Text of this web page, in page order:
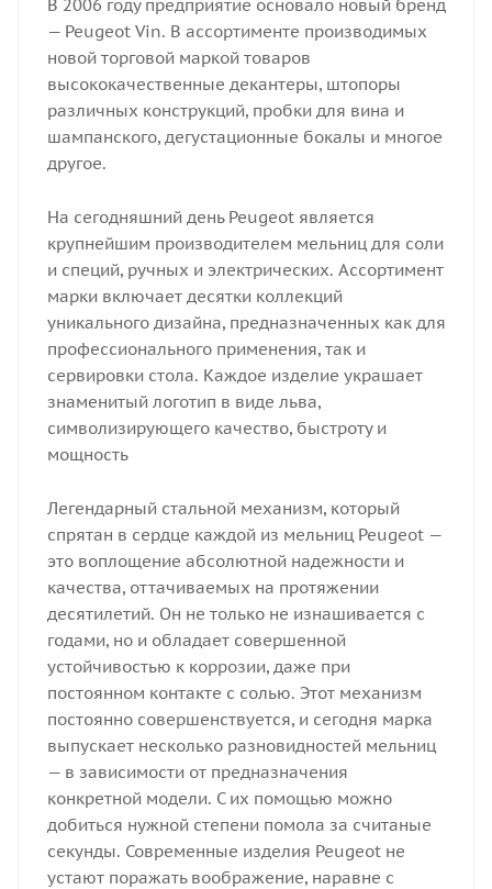
В 2006 году предприятие основало новый бренд
— Peugeot Vin. В ассортименте производимых
новой торговой маркой товаров
высококачественные декантеры, штопоры
различных конструкций, пробки для вина и
шампанского, дегустационные бокалы и многое
другое.
На сегодняшний день Peugeot является
крупнейшим производителем мельниц для соли
и специй, ручных и электрических. Ассортимент
марки включает десятки коллекций
уникального дизайна, предназначенных как для
профессионального применения, так и
сервировки стола. Каждое изделие украшает
знаменитый логотип в виде льва,
символизирующего качество, быстроту и
мощность
Легендарный стальной механизм, который
спрятан в сердце каждой из мельниц Peugeot —
это воплощение абсолютной надежности и
качества, оттачиваемых на протяжении
десятилетий. Он не только не изнашивается с
годами, но и обладает совершенной
устойчивостью к коррозии, даже при
постоянном контакте с солью. Этот механизм
постоянно совершенствуется, и сегодня марка
выпускает несколько разновидностей мельниц
— в зависимости от предназначения
конкретной модели. С их помощью можно
добиться нужной степени помола за считаные
секунды. Современные изделия Peugeot не
устают поражать воображение, наравне с